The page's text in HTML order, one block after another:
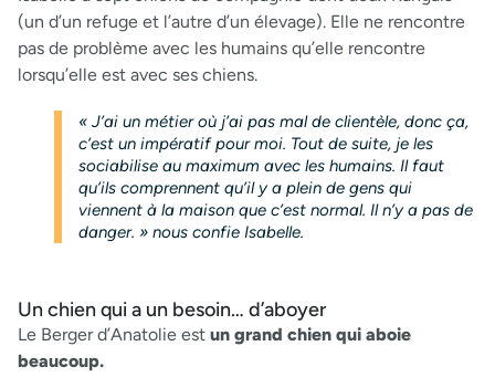
(un d’un refuge et l’autre d’un élevage). Elle ne rencontre
pas de problème avec les humains qu’elle rencontre
lorsqu’elle est avec ses chiens.
« J’ai un métier où j’ai pas mal de clientèle, donc ça,
c’est un impératif pour moi. Tout de suite, je les
sociabilise au maximum avec les humains. Il faut
qu’ils comprennent qu’il y a plein de gens qui
viennent à la maison que c’est normal. Il n’y a pas de
danger. » nous confie Isabelle.
Un chien qui a un besoin… d’aboyer
Le Berger d’Anatolie est un grand chien qui aboie
beaucoup.